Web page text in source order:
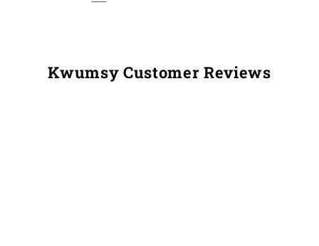
Kwumsy Customer Reviews